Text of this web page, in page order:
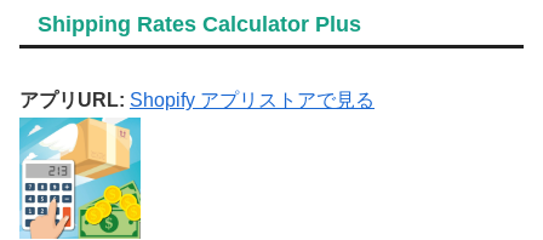
Shipping Rates Calculator Plus
アプリURL: Shopify アプリストアで見る